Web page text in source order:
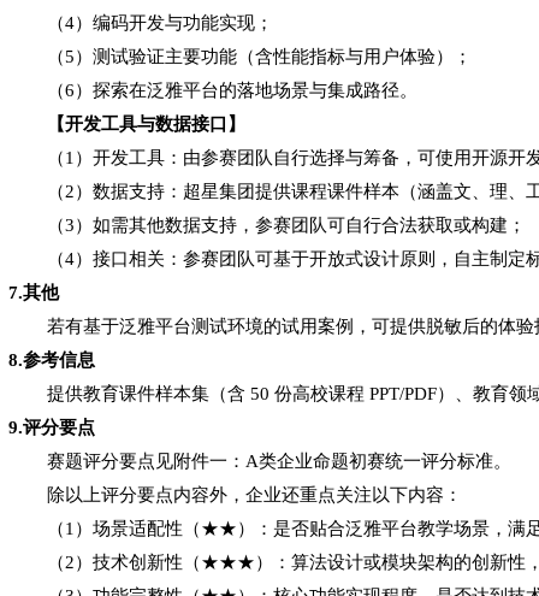
（4）编码开发与功能实现 ；
（5）测试验证主要功能（含性能指标与用户体验）
；
（6）探索在泛雅平台的落地场景与集成路径。
【开发工具与数据接口】
（1）开发工具：由参赛团队自行选择与筹备，可使用开源
（2）数据支持：超星集团提供课程课件样本（涵盖文、理、
（3）如需其他数据支持，参赛团队可自行合法获取或构建；
（4）接口相关：参赛团队可基于开放式设计原则，自主制定
7.其他
若有基于泛雅平台测试环境的试用案例，可提供脱敏后的体
8.参考信息
提供教育课件样本集（含 50 份高校课程 PPT/PDF）、教育
9.评分要点
赛题评分要点见附件一： A类企业命题初赛统一评分标准。
除以上评分要点内容外，企业还重点关注以下内容：
（1）场景适配性（★★）：是否贴合泛雅平台教学场景，满
（2）技术创新性（★★★）：算法设计或模块架构的创新性